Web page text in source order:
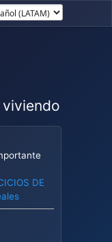
DE